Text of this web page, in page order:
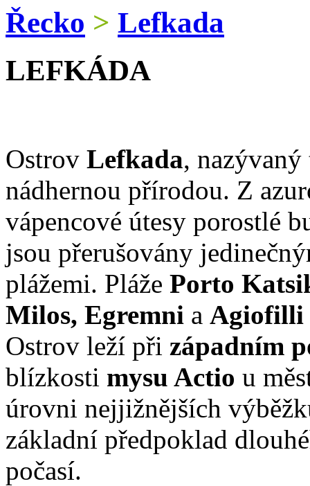
Řecko > Lefkada
LEFKÁDA
Ostrov Lefkada,
nádhernou přírodou. Z
vápencové útesy porostlé
jsou přerušovány
plážemi. Pláže Porto
Milos, Egremni a Agiofilli
Ostrov leží při západním
blízkosti mysu Actio u
úrovni nejjižnějších
základní předpoklad
počasí.